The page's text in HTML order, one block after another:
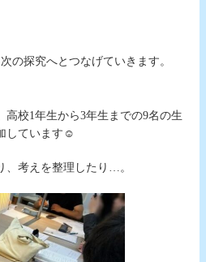
の探究へとつなげていきます。
校1年生から3年生までの9名の生
しています☺︎
、考えを整理したり…。